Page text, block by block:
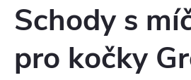
Schody s
pro kočky